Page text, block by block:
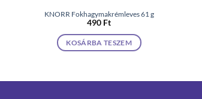
KNORR Fokhagymakrémleves 61 g
490 Ft
KOSÁRBA TESZEM